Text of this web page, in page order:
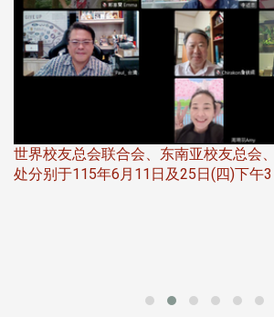
世界校友总会联合会、东南亚校友总会
处分别于115年6月11日及25日(四)下午3